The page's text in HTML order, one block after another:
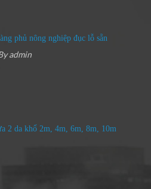
phủ nông nghiệp đục lỗ sẵn
admin
2 da khổ 2m, 4m, 6m, 8m, 10m